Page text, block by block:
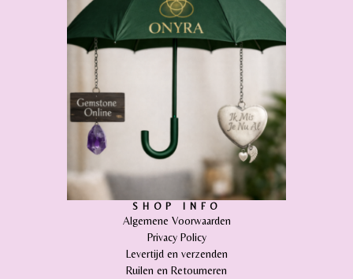
SHOP INFO
Algemene Voorwaarden
Privacy Policy
Levertijd en verzenden
Ruilen en Retourneren